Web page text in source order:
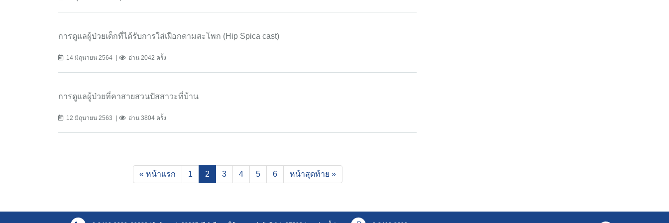
การดูแลผู้ป่วยเด็กที่ได้รับการใส่เฝือกดามสะโพก (Hip Spica cast)
14 มิถุนายน 2564 อ่าน 2042 ครั้ง
การดูแลผู้ป่วยที่คาสายสวนปัสสาวะที่บ้าน
12 มิถุนายน 2563 อ่าน 3804 ครั้ง
« หน้าแรก 1 2(current)
3 4 5 6 หน้าสุดท้าย »